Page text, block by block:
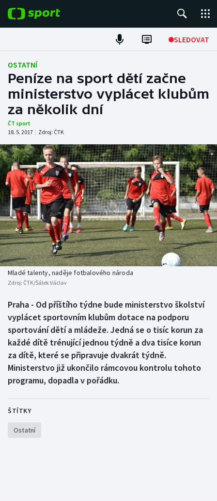
SLEDOVAT
Fotbal
Hokej
Tenis
Atletika
Cyklistika
DALŠÍ SPORTY
Americký fotbal
Baseball a softbal
Basketbal
Biatlon
Box
Curling
Dostihy
Florbal
Futsal
Golf
NEPŘEHLÉDNĚTE
Soutěže
Historické návraty
Aplikace ČT sport
OSTATNÍ
Peníze na sport dětí začne
ministerstvo vyplácet klubům
za několik dní
ČT sport
18. 5. 2017 | Zdroj: ČTK
Mladé talenty, naděje fotbalového národa
Zdroj: ČTK/Šálek Václav
Praha - Od příštího týdne bude ministerstvo školství
vyplácet sportovním klubům dotace na podporu
sportování dětí a mládeže. Jedná se o tisíc korun za
každé dítě trénující jednou týdně a dva tisíce korun
za dítě, které se připravuje dvakrát týdně.
Ministerstvo již ukončilo rámcovou kontrolu tohoto
programu, dopadla v pořádku.
ŠTÍTKY
Ostatní